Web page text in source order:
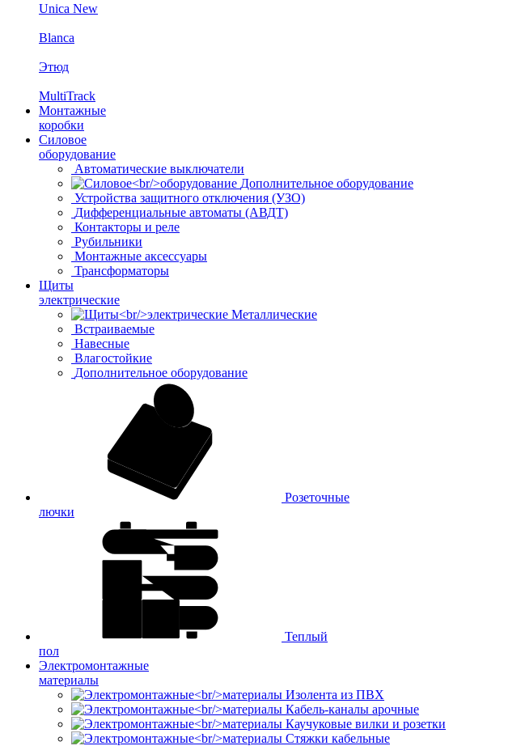
Unica New
Blanca
Этюд
MultiTrack
Монтажные
коробки
Силовое
оборудование
Автоматические выключатели
Дополнительное оборудование
Устройства защитного отключения (УЗО)
Дифференциальные автоматы (АВДТ)
Контакторы и реле
Рубильники
Монтажные аксессуары
Трансформаторы
Щиты
электрические
Металлические
Встраиваемые
Навесные
Влагостойкие
Дополнительное оборудование
Розеточные
лючки
Теплый
пол
Электромонтажные
материалы
Изолента из ПВХ
Кабель-каналы арочные
Каучуковые вилки и розетки
Стяжки кабельные